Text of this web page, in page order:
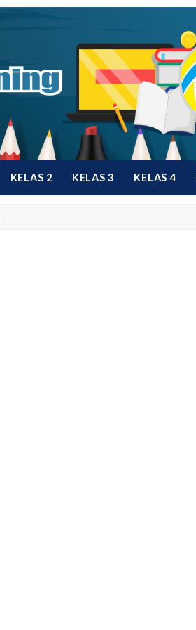
KELAS 2 KELAS 3 KELAS 4